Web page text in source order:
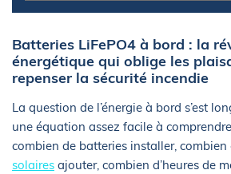
Batteries LiFePO4 à bord : la
énergétique qui oblige les
repenser la sécurité incendie
La question de l’énergie à bord s’est
une équation assez facile à
combien de batteries installer, combien
solaires ajouter, combien d’heures de